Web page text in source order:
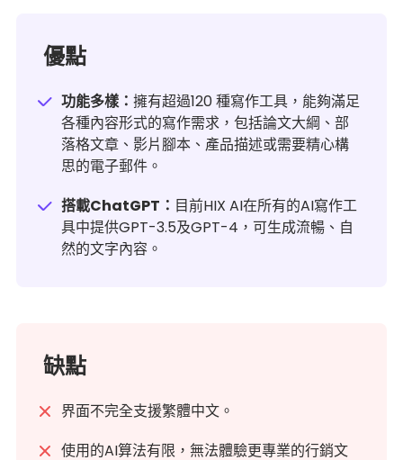
優點
功能多樣： 擁有超過120 種寫作工具，能夠滿足
各種內容形式的寫作需求，包括論文大綱、部
落格文章、影片腳本、產品描述或需要精心構
思的電子郵件。
搭載ChatGPT： 目前HIX AI在所有的AI寫作工
具中提供GPT-3.5及GPT-4，可生成流暢、自
然的文字內容。
缺點
界面不完全支援繁體中文。
使用的AI算法有限，無法體驗更專業的行銷文